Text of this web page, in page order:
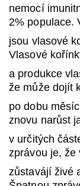
nemocí
2% populace.
jsou vlasové
Vlasové
a produkce
že může dojít
po dobu
znovu narůst
v určitých
zprávou je, že
zůstavájí živé